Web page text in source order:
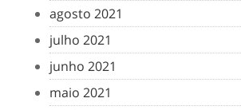
agosto 2021
julho 2021
junho 2021
maio 2021